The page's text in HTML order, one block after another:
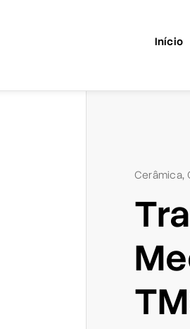
Início
Cerâmica,